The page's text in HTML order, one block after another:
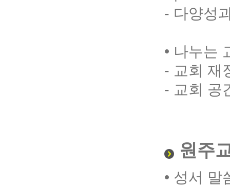
- 다양성
• 나누는
- 교회 재
- 교회 공
원주
• 성서 말